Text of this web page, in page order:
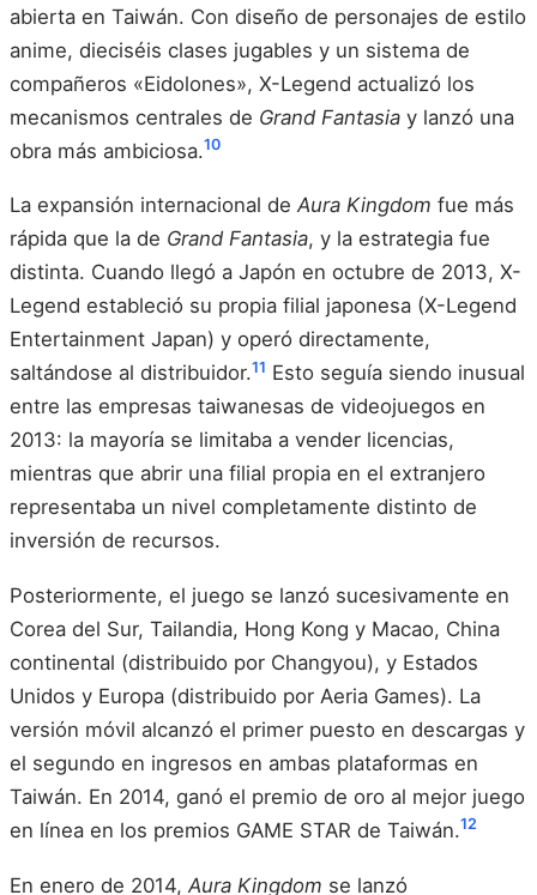
abierta en Taiwán. Con diseño de personajes de estilo
anime, dieciséis clases jugables y un sistema de
compañeros «Eidolones», X-Legend actualizó los
mecanismos centrales de Grand Fantasia y lanzó una
obra más ambiciosa.10
La expansión internacional deAura Kingdom fue más
rápida que la de Grand Fantasia, y la estrategia fue
distinta. Cuando llegó a Japón en octubre de 2013, X-
Legend estableció su propia filial japonesa (X-Legend
Entertainment Japan) y operó directamente,
saltándose al distribuidor.11 Esto seguía siendo inusual
entre las empresas taiwanesas de videojuegos en
2013: la mayoría se limitaba a vender licencias,
mientras que abrir una filial propia en el extranjero
representaba un nivel completamente distinto de
inversión de recursos.
Posteriormente, el juego se lanzó sucesivamente en
Corea del Sur, Tailandia, Hong Kong y Macao, China
continental (distribuido por Changyou), y Estados
Unidos y Europa (distribuido por Aeria Games). La
versión móvil alcanzó el primer puesto en descargas y
el segundo en ingresos en ambas plataformas en
Taiwán. En 2014, ganó el premio de oro al mejor juego
en línea en los premios GAME STAR de Taiwán.12
En enero de 2014, Aura Kingdom se lanzó